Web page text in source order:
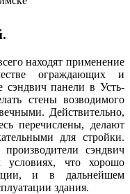
находят применение
ограждающих и
сэндвич панели в Усть-
стены возводимого
Действительно,
перечислены, делают
для стройки.
сэндвич
условиях, что хорошо
и в дальнейшем
здания.